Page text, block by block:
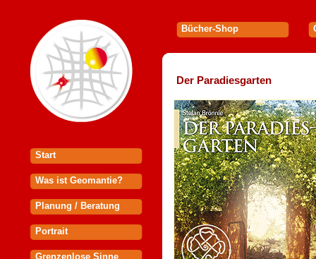
Start
Was ist Geomantie?
Planung / Beratung
Portrait
Grenzenlose Sinne
Bücher-Shop
Der Paradiesgarten